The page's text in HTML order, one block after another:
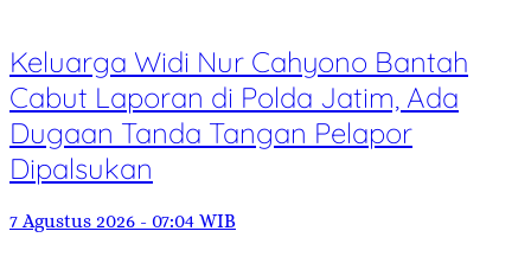
Keluarga Widi Nur Cahyono Bantah
Cabut Laporan di Polda Jatim, Ada
Dugaan Tanda Tangan Pelapor
Dipalsukan
7 Agustus 2026 - 07:04 WIB